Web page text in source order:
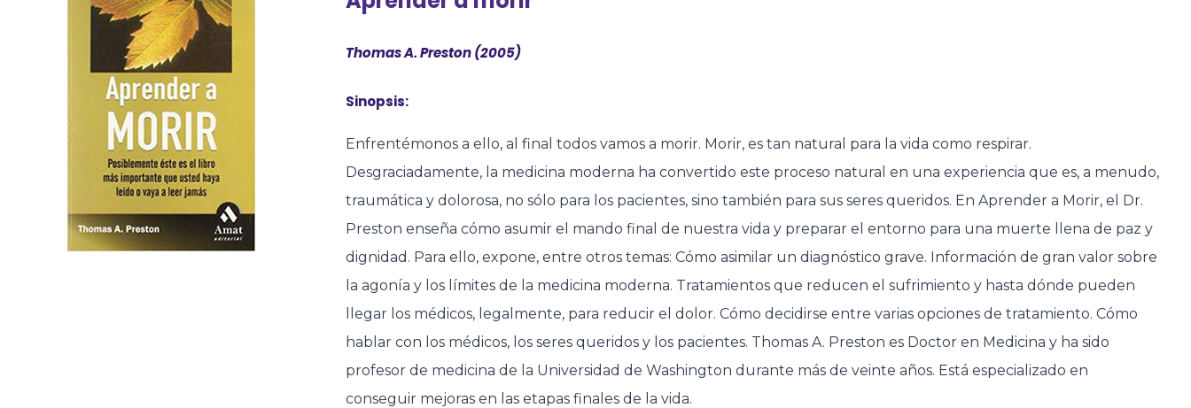
Thomas A. Preston (2005)
Sinopsis:
Enfrentémonos a ello, al final todos vamos a morir. Morir, es tan natural para la vida como respirar.
Desgraciadamente, la medicina moderna ha convertido este proceso natural en una experiencia que es, a menudo,
traumática y dolorosa, no sólo para los pacientes, sino también para sus seres queridos. En Aprender a Morir, el Dr.
Preston enseña cómo asumir el mando final de nuestra vida y preparar el entorno para una muerte llena de paz y
dignidad. Para ello, expone, entre otros temas: Cómo asimilar un diagnóstico grave. Información de gran valor sobre
la agonía y los límites de la medicina moderna. Tratamientos que reducen el sufrimiento y hasta dónde pueden
llegar los médicos, legalmente, para reducir el dolor. Cómo decidirse entre varias opciones de tratamiento. Cómo
hablar con los médicos, los seres queridos y los pacientes. Thomas A. Preston es Doctor en Medicina y ha sido
profesor de medicina de la Universidad de Washington durante más de veinte años. Está especializado en
conseguir mejoras en las etapas finales de la vida.